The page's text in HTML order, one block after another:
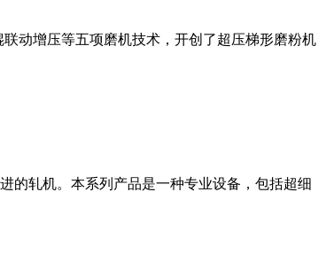
动增压等五项磨机技术，开创了超压梯形磨粉机
的轧机。本系列产品是一种专业设备，包括超细